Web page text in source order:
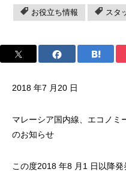
お役立ち情報 スタ
2018 年7 月20 日
マレーシア国内線、エコノミ
のお知らせ
この度2018 年8 月1 日以降